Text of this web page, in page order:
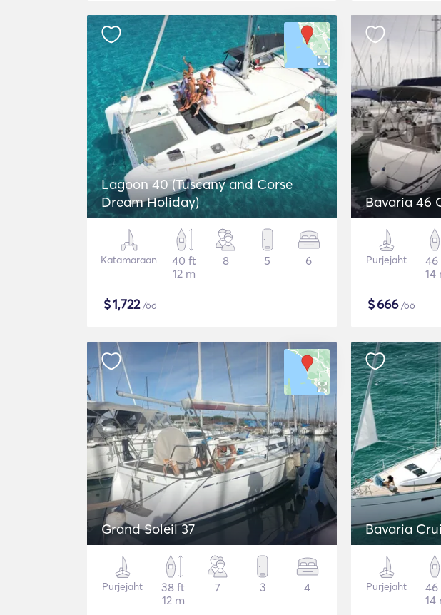
Lagoon 40 (Tuscany and Corse
Dream Holiday)
Katamaraan
40 ft
12 m
8 5 6
$1,722/öö
Bavaria 46
Purjejaht
14
$666/öö
Grand Soleil 37
Purjejaht
38 ft
12 m
7 3 4
Bavaria
Purjejaht
14